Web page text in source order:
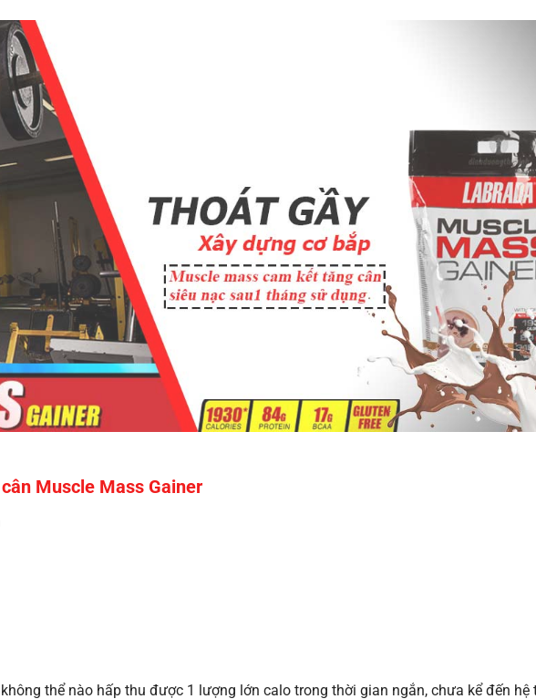
Muscle Mass Gainer
thể nào hấp thu được 1 lượng lớn calo trong thời gian ngắn, chưa kể đến hệ